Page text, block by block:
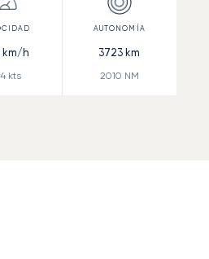
km/h
kts
3723 km
2010 NM